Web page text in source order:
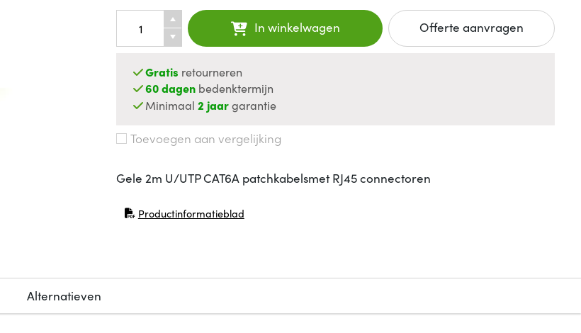
In winkelwagen Offerte aanvragen
Gratis retourneren
60 dagen bedenktermijn
Minimaal2 jaargarantie
Toevoegen aan vergelijking
Gele 2m U/UTP CAT6A patchkabelsmet RJ45 connectoren
Productinformatieblad
(opent in nieuw venster)
Alternatieven